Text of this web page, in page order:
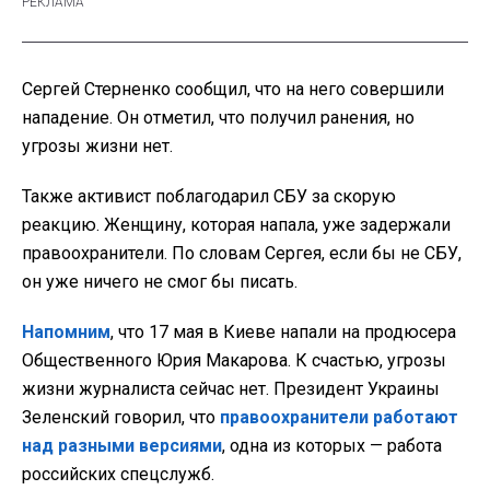
Сергей Стерненко сообщил, что на него совершили
нападение. Он отметил, что получил ранения, но
угрозы жизни нет.
Также активист поблагодарил СБУ за скорую
реакцию. Женщину, которая напала, уже задержали
правоохранители. По словам Сергея, если бы не СБУ,
он уже ничего не смог бы писать.
Напомним, что 17 мая в Киеве напали на продюсера
Общественного Юрия Макарова. К счастью, угрозы
жизни журналиста сейчас нет. Президент Украины
Зеленский говорил, что правоохранители работают
над разными версиями, одна из которых — работа
российских спецслужб.